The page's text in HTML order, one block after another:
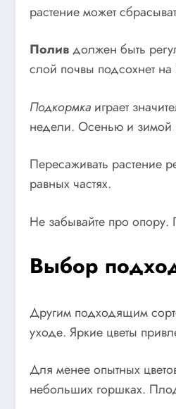
растение может
Поливдолжен быть
слой почвы подсохнет
Подкормка играет
недели. Осенью и зимой
Пересаживать растение
равных частях.
Не забывайте про опору.
Выбор
Другим подходящим
уходе. Яркие цветы
Для менее опытных
небольших горшках.